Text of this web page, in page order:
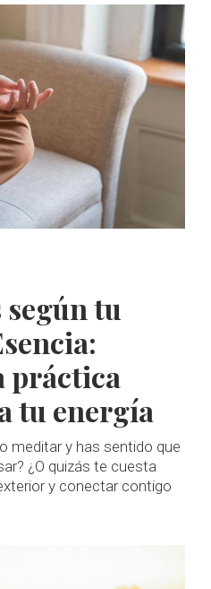
tu
práctica
tu energía
meditar y has sentido que
¿O quizás te cuesta
y conectar contigo